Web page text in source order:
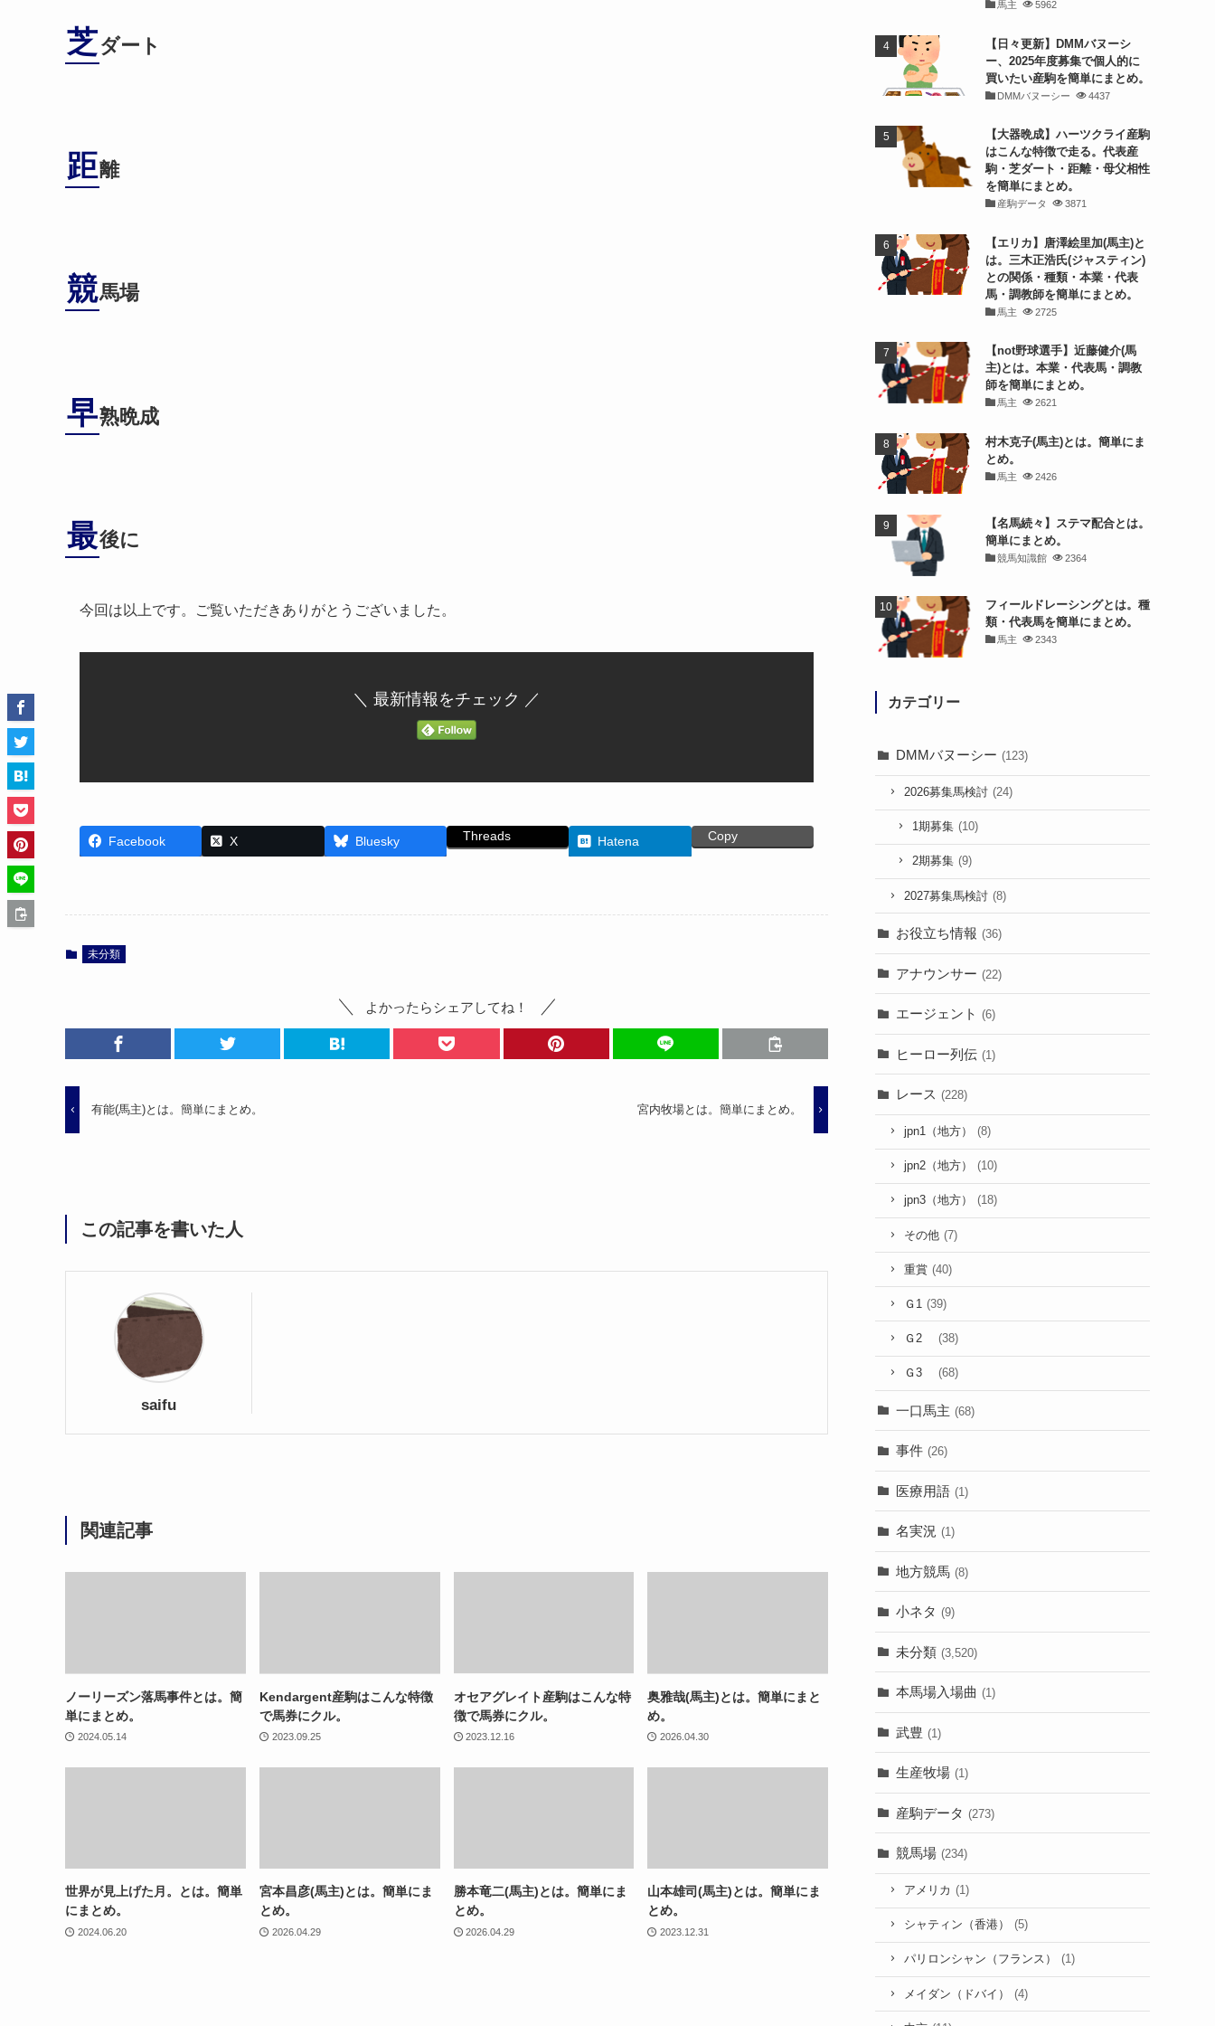
芝ダート
距離
競馬場
早熟晩成
最後に
今回は以上です。ご覧いただきありがとうございました。
＼ 最新情報をチェック ／
Facebook X Bluesky Threads Hatena Copy
未分類
よかったらシェアしてね！
有能(馬主)とは。簡単にまとめ。 宮内牧場とは。簡単にまとめ。
この記事を書いた人
saifu
関連記事
ノーリーズン落馬事件とは。簡
単にまとめ。
2024.05.14
Kendargent産駒はこんな特徴
で馬券にクル。
2023.09.25
オセアグレイト産駒はこんな特
徴で馬券にクル。
2023.12.16
奥雅哉(馬主)とは。簡単にまと
め。
2026.04.30
世界が見上げた月。とは。簡単
にまとめ。
2024.06.20
宮本昌彦(馬主)とは。簡単にま
とめ。
2026.04.29
勝本竜二(馬主)とは。簡単にま
とめ。
2026.04.29
山本雄司(馬主)とは。簡単にま
とめ。
2023.12.31
馬主 5962
【日々更新】DMMバヌーシ
ー、2025年度募集で個人的に
買いたい産駒を簡単にまとめ。
DMMバヌーシー 4437
【大器晩成】ハーツクライ産駒
はこんな特徴で走る。代表産
駒・芝ダート・距離・母父相性
を簡単にまとめ。
産駒データ 3871
【エリカ】唐澤絵里加(馬主)と
は。三木正浩氏(ジャスティン)
との関係・種類・本業・代表
馬・調教師を簡単にまとめ。
馬主 2725
【not野球選手】近藤健介(馬
主)とは。本業・代表馬・調教
師を簡単にまとめ。
馬主 2621
村木克子(馬主)とは。簡単にま
とめ。
馬主 2426
【名馬続々】ステマ配合とは。
簡単にまとめ。
競馬知識館 2364
フィールドレーシングとは。種
類・代表馬を簡単にまとめ。
馬主 2343
カテゴリー
DMMバヌーシー (123)
2026募集馬検討 (24)
1期募集 (10)
2期募集 (9)
2027募集馬検討 (8)
お役立ち情報 (36)
アナウンサー (22)
エージェント (6)
ヒーロー列伝 (1)
レース (228)
jpn1（地方） (8)
jpn2（地方） (10)
jpn3（地方） (18)
その他 (7)
重賞 (40)
Ｇ1 (39)
Ｇ2 (38)
Ｇ3 (68)
一口馬主 (68)
事件 (26)
医療用語 (1)
名実況 (1)
地方競馬 (8)
小ネタ (9)
未分類 (3,520)
本馬場入場曲 (1)
武豊 (1)
生産牧場 (1)
産駒データ (273)
競馬場 (234)
アメリカ (1)
シャティン（香港） (5)
パリロンシャン（フランス） (1)
メイダン（ドバイ） (4)